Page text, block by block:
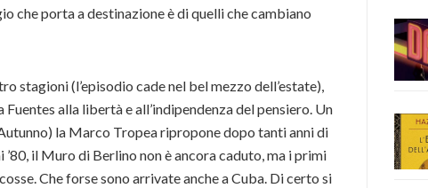
che porta a destinazione è di quelli che cambiano
stagioni (l’episodio cade nel bel mezzo dell’estate),
alla libertà e all’indipendenza del pensiero. Un
la Marco Tropea ripropone dopo tanti anni di
il Muro di Berlino non è ancora caduto, ma i primi
Che forse sono arrivate anche a Cuba. Di certo si